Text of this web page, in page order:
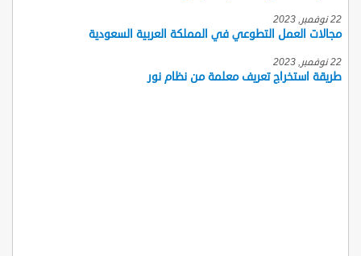
22 نوفمبر, 2023
مجالات العمل التطوعي في المملكة العربية السعودية
22 نوفمبر, 2023
طريقة استخراج تعريف معلمة من نظام نور